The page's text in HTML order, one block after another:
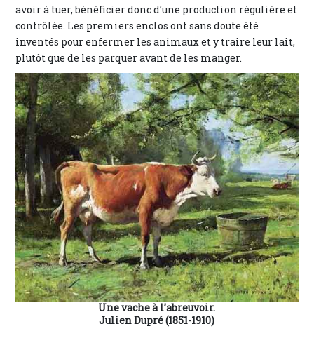
avoir à tuer, bénéficier donc d’une production régulière et
contrôlée. Les premiers enclos ont sans doute été
inventés pour enfermer les animaux et y traire leur lait,
plutôt que de les parquer avant de les manger.
Une vache à l’abreuvoir.
Julien Dupré (1851-1910)